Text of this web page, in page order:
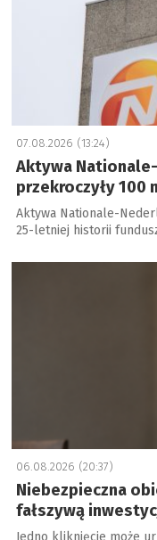
07.08.2026 (13:24)
Aktywa
przekroczyły 100
Aktywa Nationale-
25-letniej historii
a
06.08.2026 (20:37)
Niebezpieczna
fałszywą
Jedno kliknięcie może